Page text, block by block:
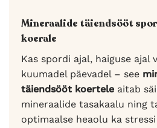
Mineraalide täiendsööt
koerale
Kas spordi ajal, haiguse ajal
kuumadel päevadel – see
täiendsööt koertele aitab
mineraalide tasakaalu ning
optimaalse heaolu ka